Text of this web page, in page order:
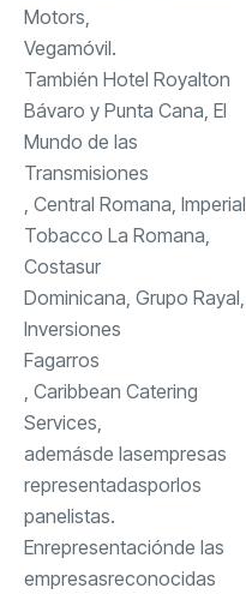
Motors,
Vegamóvil.
También Hotel Royalton
Bávaro y Punta Cana, El
Mundo de las
Transmisiones
, Central Romana, Imperial
Tobacco La Romana,
Costasur
Dominicana, Grupo Rayal,
Inversiones
Fagarros
, Caribbean Catering
Services,
ademásde lasempresas
representadasporlos
panelistas.
Enrepresentaciónde las
empresasreconocidas